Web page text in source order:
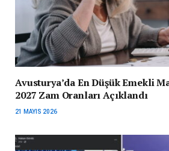
Avusturya’da En Düşük Emekli
2027 Zam Oranları Açıklandı
21 MAYIS 2026